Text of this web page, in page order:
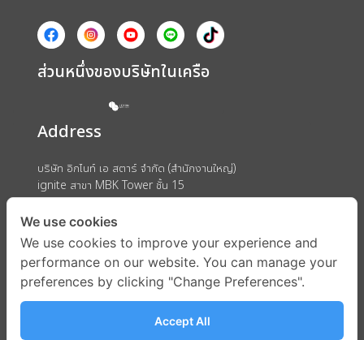
ส่วนหนึ่งของบริษัทในเครือ
Address
บริษัท อิกไนท์ เอ สตาร์ จำกัด (สำนักงานใหญ่)
ignite สาขา MBK Tower ชั้น 15
ถนนพญาไท แขวงวังใหม่ เขตปทุมวัน กรุงเทพมหานคร 10330
We use cookies
We use cookies to improve your experience and
performance on our website. You can manage your
preferences by clicking "Change Preferences".
Accept All